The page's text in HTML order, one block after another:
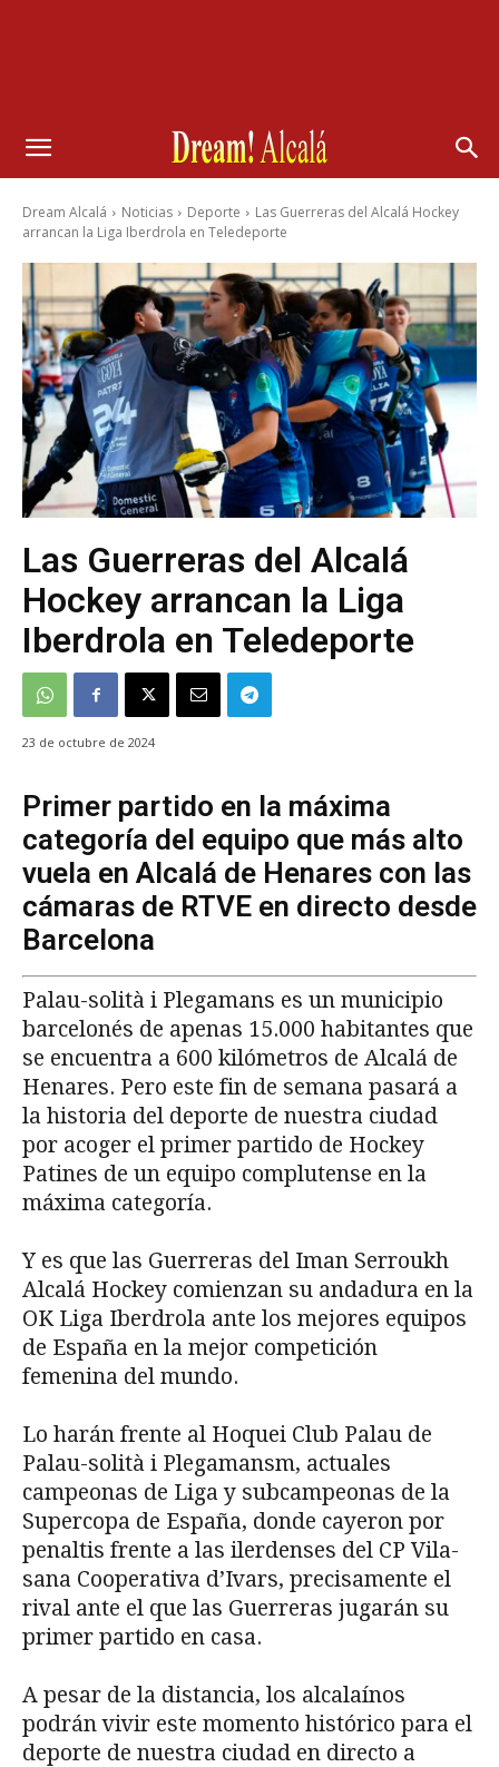
Dream Alcalá Noticias Deporte
Las Guerreras del Alcalá Hockey
arrancan la Liga Iberdrola en Teledeporte
Las Guerreras del Alcalá
Hockey arrancan la Liga
Iberdrola en Teledeporte
23 de octubre de 2024
Primer partido en la máxima
categoría del equipo que más alto
vuela en Alcalá de Henares con las
cámaras de RTVE en directo desde
Barcelona
Palau-solità i Plegamans es un municipio
barcelonés de apenas 15.000 habitantes que
se encuentra a 600 kilómetros de Alcalá de
Henares. Pero este fin de semana pasará a
la historia del deporte de nuestra ciudad
por acoger el primer partido de Hockey
Patines de un equipo complutense en la
máxima categoría.
Y es que las Guerreras del Iman Serroukh
Alcalá Hockey comienzan su andadura en la
OK Liga Iberdrola ante los mejores equipos
de España en la mejor competición
femenina del mundo.
Lo harán frente al Hoquei Club Palau de
Palau-solità i Plegamansm, actuales
campeonas de Liga y subcampeonas de la
Supercopa de España, donde cayeron por
penaltis frente a las ilerdenses del CP Vila-
sana Cooperativa d’Ivars, precisamente el
rival ante el que las Guerreras jugarán su
primer partido en casa.
A pesar de la distancia, los alcalaínos
podrán vivir este momento histórico para el
deporte de nuestra ciudad en directo a